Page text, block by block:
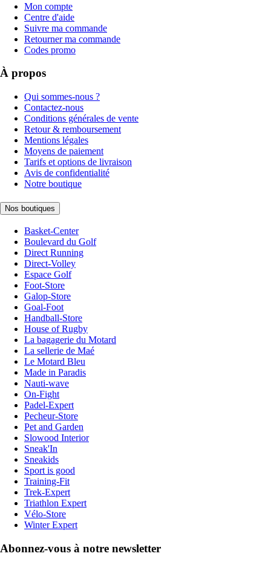
Mon compte
Centre d'aide
Suivre ma commande
Retourner ma commande
Codes promo
À propos
Qui sommes-nous ?
Contactez-nous
Conditions générales de vente
Retour & remboursement
Mentions légales
Moyens de paiement
Tarifs et options de livraison
Avis de confidentialité
Notre boutique
Nos boutiques
Basket-Center
Boulevard du Golf
Direct Running
Direct-Volley
Espace Golf
Foot-Store
Galop-Store
Goal-Foot
Handball-Store
House of Rugby
La bagagerie du Motard
La sellerie de Maé
Le Motard Bleu
Made in Paradis
Nauti-wave
On-Fight
Padel-Expert
Pecheur-Store
Pet and Garden
Slowood Interior
Sneak'In
Sneakids
Sport is good
Training-Fit
Trek-Expert
Triathlon Expert
Vélo-Store
Winter Expert
Abonnez-vous à notre newsletter